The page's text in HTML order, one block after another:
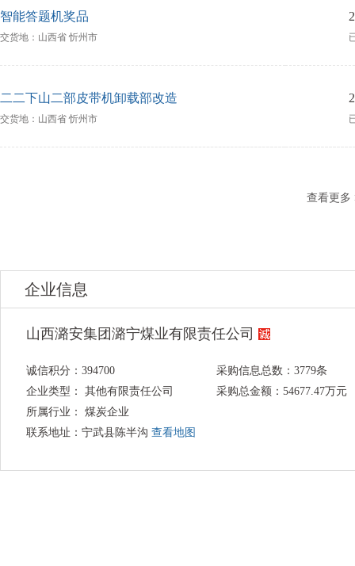
智能答题机奖品
交货地：山西省 忻州市
二二下山二部皮带机卸载部改造
交货地：山西省 忻州市
查看更多
企业信息
山西潞安集团潞宁煤业有限责任公司
诚信积分：394700
企业类型： 其他有限责任公司
采购信息总数： 3779条
采购总金额： 54677.47万元
所属行业： 煤炭企业
联系地址：宁武县陈半沟 查看地图